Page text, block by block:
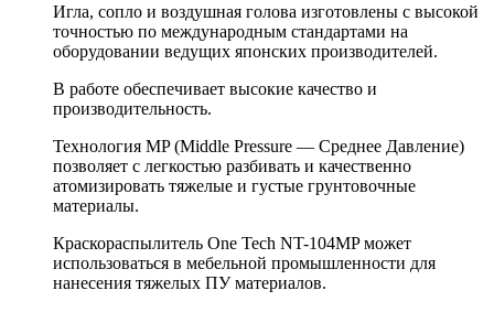
Игла, сопло и воздушная голова изготовлены с высокой
точностью по международным стандартами на
оборудовании ведущих японских производителей.
В работе обеспечивает высокие качество и
производительность.
Технология MP (Middle Pressure — Cреднее Давление)
позволяет с легкостью разбивать и качественно
атомизировать тяжелые и густые грунтовочные
материалы.
Краскораспылитель One Tech NT-104MP может
использоваться в мебельной промышленности для
нанесения тяжелых ПУ материалов.